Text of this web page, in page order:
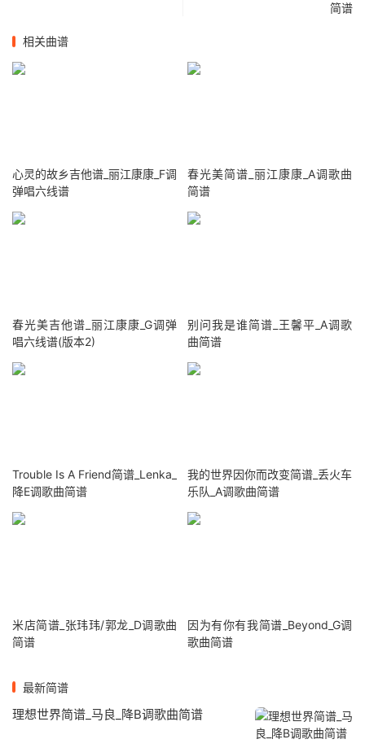
简谱
相关曲谱
心灵的故乡吉他谱_丽江康康_F调
弹唱六线谱
春光美简谱_丽江康康_A调歌曲
简谱
春光美吉他谱_丽江康康_G调弹
唱六线谱(版本2)
别问我是谁简谱_王馨平_A调歌
曲简谱
Trouble Is A Friend简谱_Lenka_
降E调歌曲简谱
我的世界因你而改变简谱_丢火车
乐队_A调歌曲简谱
米店简谱_张玮玮/郭龙_D调歌曲
简谱
因为有你有我简谱_Beyond_G调
歌曲简谱
最新简谱
理想世界简谱_马良_降B调歌曲简谱